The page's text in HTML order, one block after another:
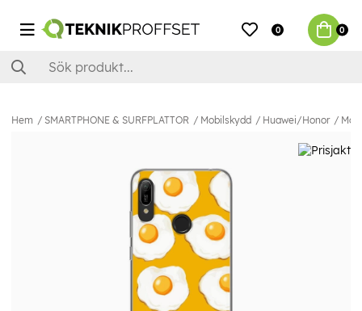
0 0
Hem SMARTPHONE & SURFPLATTOR Mobilskydd Huawei/Honor